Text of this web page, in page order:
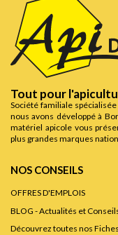
Tout pour
Société familiale
nous avons développé à
matériel apicole vous
plus grandes marques
NOS CONSEILS
OFFRES D'EMPLOIS
BLOG - Actualités et
Découvrez toutes nos